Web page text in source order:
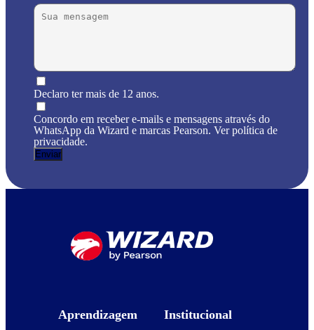
Declaro ter mais de 12 anos.
Concordo em receber e-mails e mensagens através do
WhatsApp da Wizard e marcas Pearson. Ver política de
privacidade.
Aprendizagem Institucional